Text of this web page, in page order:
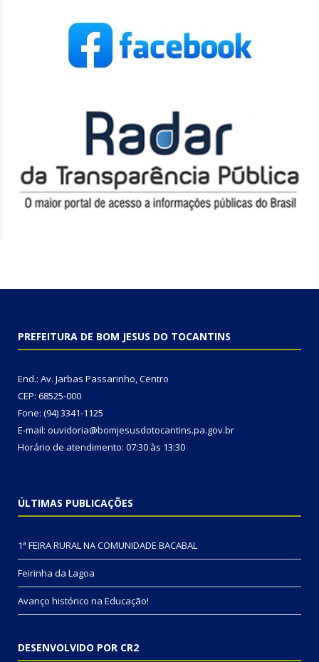
PREFEITURA DE BOM JESUS DO TOCANTINS
End.: Av. Jarbas Passarinho, Centro
CEP: 68525-000
Fone: (94) 3341-1125
E-mail: ouvidoria@bomjesusdotocantins.pa.gov.br
Horário de atendimento: 07:30 às 13:30
ÚLTIMAS PUBLICAÇÕES
1ª FEIRA RURAL NA COMUNIDADE BACABAL
Feirinha da Lagoa
Avanço histórico na Educação!
DESENVOLVIDO POR CR2